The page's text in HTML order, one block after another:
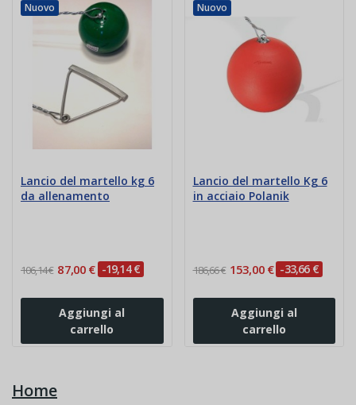
Home
Nuovo
Lancio del martello kg 6
da allenamento
106,14 € 87,00 € -19,14 €
Aggiungi al
carrello
Nuovo
Lancio del martello Kg 6
in acciaio Polanik
186,66 € 153,00 € -33,66 €
Aggiungi al
carrello